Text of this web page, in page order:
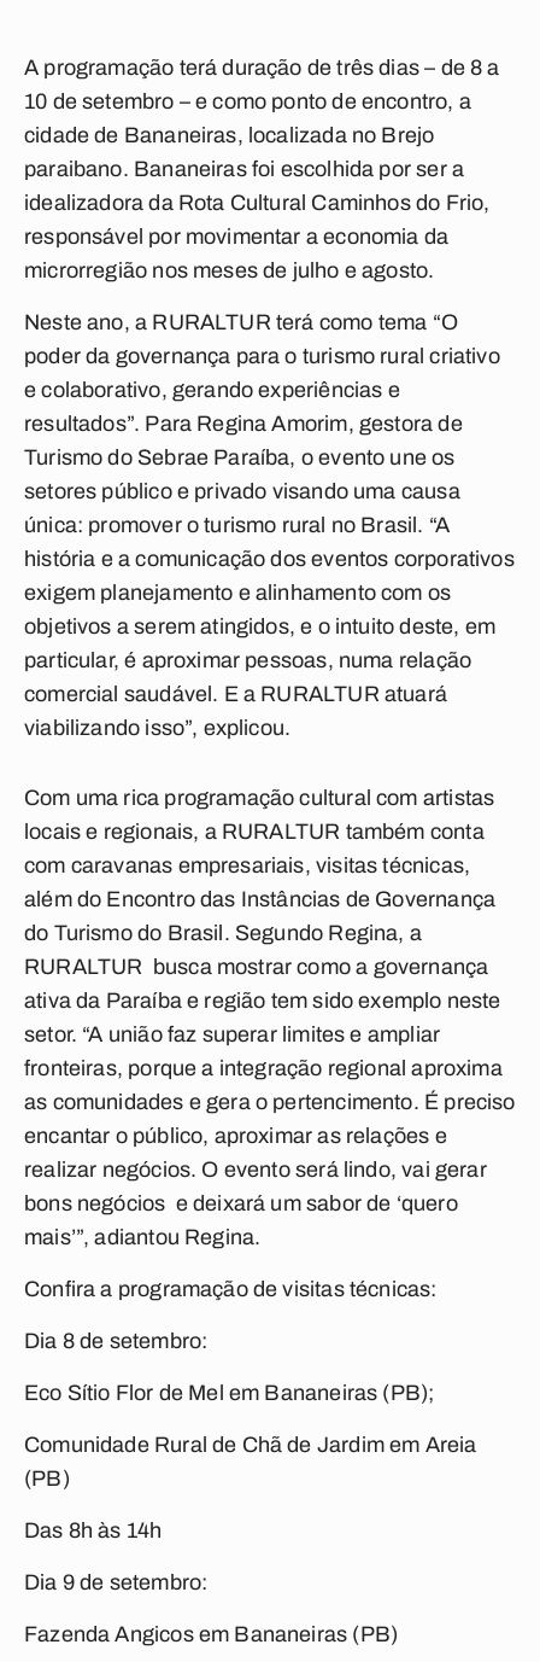
A programação terá duração de três dias – de 8 a
10 de setembro – e como ponto de encontro, a
cidade de Bananeiras, localizada no Brejo
paraibano. Bananeiras foi escolhida por ser a
idealizadora da Rota Cultural Caminhos do Frio,
responsável por movimentar a economia da
microrregião nos meses de julho e agosto.
Neste ano, a RURALTUR terá como tema “O
poder da governança para o turismo rural criativo
e colaborativo, gerando experiências e
resultados”. Para Regina Amorim, gestora de
Turismo do Sebrae Paraíba, o evento une os
setores público e privado visando uma causa
única: promover o turismo rural no Brasil. “A
história e a comunicação dos eventos corporativos
exigem planejamento e alinhamento com os
objetivos a serem atingidos, e o intuito deste, em
particular, é aproximar pessoas, numa relação
comercial saudável. E a RURALTUR atuará
viabilizando isso”, explicou.
Com uma rica programação cultural com artistas
locais e regionais, a RURALTUR também conta
com caravanas empresariais, visitas técnicas,
além do Encontro das Instâncias de Governança
do Turismo do Brasil. Segundo Regina, a
RURALTUR busca mostrar como a governança
ativa da Paraíba e região tem sido exemplo neste
setor. “A união faz superar limites e ampliar
fronteiras, porque a integração regional aproxima
as comunidades e gera o pertencimento. É preciso
encantar o público, aproximar as relações e
realizar negócios. O evento será lindo, vai gerar
bons negócios e deixará um sabor de ‘quero
mais’”, adiantou Regina.
Confira a programação de visitas técnicas:
Dia 8 de setembro:
Eco Sítio Flor de Mel em Bananeiras (PB);
Comunidade Rural de Chã de Jardim em Areia
(PB)
Das 8h às 14h
Dia 9 de setembro:
Fazenda Angicos em Bananeiras (PB)